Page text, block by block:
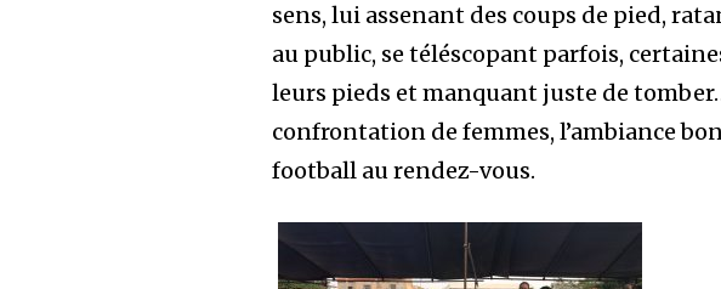
sens, lui assenant des coups de pied,
au public, se téléscopant parfois,
leurs pieds et manquant juste de
confrontation de femmes, l’ambiance
football au rendez-vous.